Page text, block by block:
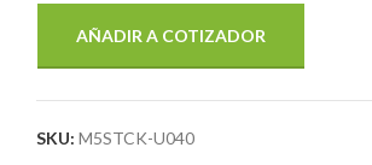
AÑADIR A COTIZADOR
SKU: M5STCK-U040